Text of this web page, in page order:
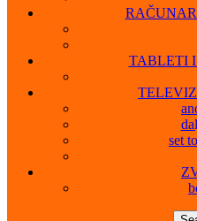
TABLETI
set